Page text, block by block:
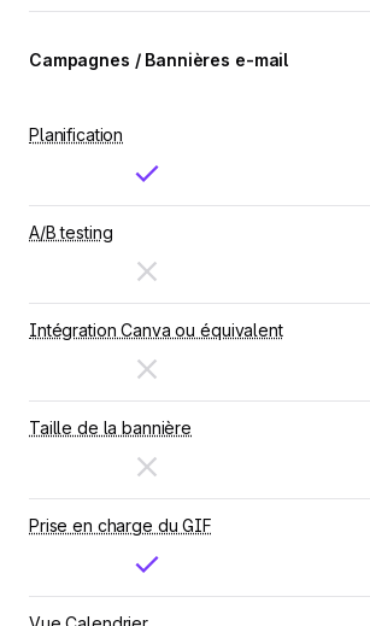
Campagnes / Bannières e-mail
Planification
A/B testing
Intégration Canva ou équivalent
Taille de la bannière
Prise en charge du GIF